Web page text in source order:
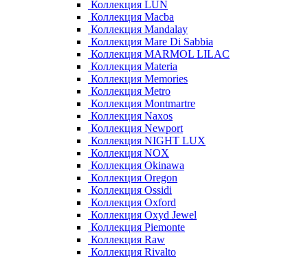
Коллекция LUN
Коллекция Macba
Коллекция Mandalay
Коллекция Mare Di Sabbia
Коллекция MARMOL LILAC
Коллекция Materia
Коллекция Memories
Коллекция Metro
Коллекция Montmartre
Коллекция Naxos
Коллекция Newport
Коллекция NIGHT LUX
Коллекция NOX
Коллекция Okinawa
Коллекция Oregon
Коллекция Ossidi
Коллекция Oxford
Коллекция Oxyd Jewel
Коллекция Piemonte
Коллекция Raw
Коллекция Rivalto